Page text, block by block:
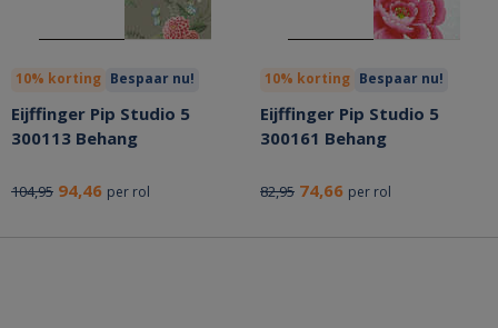
10% korting Bespaar nu!
Eijffinger Pip Studio 5
300113 Behang
104,95 94,46 per rol
10% korting Bespaar nu!
Eijffinger Pip Studio 5
300161 Behang
82,95 74,66 per rol